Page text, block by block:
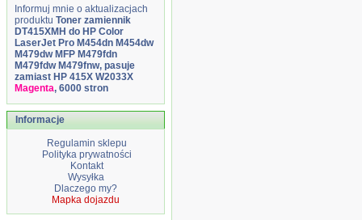
Informuj mnie o aktualizacjach
produktu Toner zamiennik
DT415XMH do HP Color
LaserJet Pro M454dn M454dw
M479dw MFP M479fdn
M479fdw M479fnw, pasuje
zamiast HP 415X W2033X
Magenta, 6000 stron
Informacje
Regulamin sklepu
Polityka prywatności
Kontakt
Wysyłka
Dlaczego my?
Mapka dojazdu